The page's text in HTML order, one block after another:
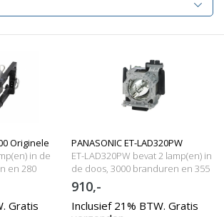
Originele
in de
en 280
Gratis
PANASONIC ET-LAD320PW
Originele lampmodule
ET-LAD320PW bevat 2 lamp(en) in
de doos, 3000 branduren en 355
Watt
910,-
Inclusief 21% BTW. Gratis